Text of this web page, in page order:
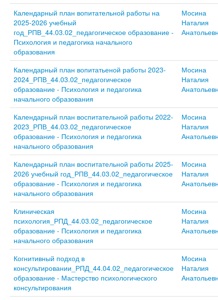
Календарный план вопитательной работы на
2025-2026 учебный
год_РПВ_44.03.02_педагогическое образование -
Психология и педагогика начального
образования
Мосина
Наталия
Календарный план вопитатьеной работы 2023-
2024_РПВ_44.03.02_педагогическое
образование - Психология и педагогика
начального образования
Мосина
Наталия
Календарный план воспитательной работы 2022-
2023_РПВ_44.03.02_педагогическое
образование - Психология и педагогика
начального образования
Мосина
Наталия
Календарный план воспитательной работы 2025-
2026 учебный год_РПВ_44.03.02_педагогическое
образование - Психология и педагогика
начального образования
Мосина
Наталия
Клиническая
психология_РПД_44.03.02_педагогическое
образование - Психология и педагогика
начального образования
Мосина
Наталия
Когнитивный подход в
консультировании_РПД_44.04.02_педагогическое
образование - Мастерство психологического
консультирования
Мосина
Наталия